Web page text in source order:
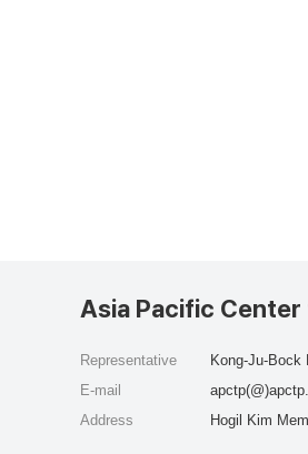
Asia Pacific
Representative
Kong-Ju-Bock
E-mail
Address
Hogil Kim